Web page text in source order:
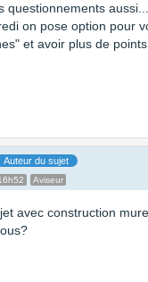
questionnements
on pose option pour
et avoir plus de
Auteur du sujet
Aviseur
avec construction